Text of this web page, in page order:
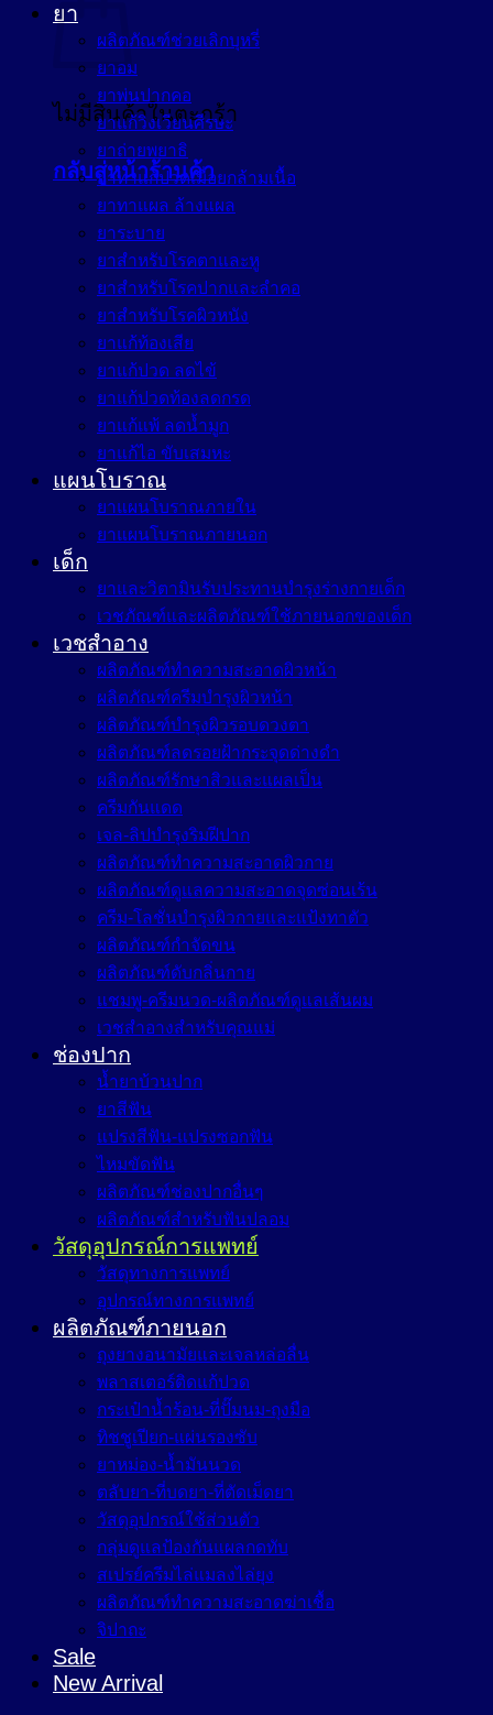
ไม่มีสินค้าในตะกร้า
กลับสู่หน้าร้านค้า
ยา
ผลิตภัณฑ์ช่วยเลิกบุหรี่
ยาอม
ยาพ่นปากคอ
ยาแก้วิงเวียนศีรษะ
ยาถ่ายพยาธิ
ยาทาแก้ปวดเมื่อยกล้ามเนื้อ
ยาทาแผล ล้างแผล
ยาระบาย
ยาสำหรับโรคตาและหู
ยาสำหรับโรคปากและลำคอ
ยาสำหรับโรคผิวหนัง
ยาแก้ท้องเสีย
ยาแก้ปวด ลดไข้
ยาแก้ปวดท้องลดกรด
ยาแก้แพ้ ลดน้ำมูก
ยาแก้ไอ ขับเสมหะ
แผนโบราณ
ยาแผนโบราณภายใน
ยาแผนโบราณภายนอก
เด็ก
ยาและวิตามินรับประทานบำรุงร่างกายเด็ก
เวชภัณฑ์และผลิตภัณฑ์ใช้ภายนอกของเด็ก
เวชสำอาง
ผลิตภัณฑ์ทำความสะอาดผิวหน้า
ผลิตภัณฑ์ครีมบำรุงผิวหน้า
ผลิตภัณฑ์บำรุงผิวรอบดวงตา
ผลิตภัณฑ์ลดรอยฝ้ากระจุดด่างดำ
ผลิตภัณฑ์รักษาสิวและแผลเป็น
ครีมกันแดด
เจล-ลิปบำรุงริมฝีปาก
ผลิตภัณฑ์ทำความสะอาดผิวกาย
ผลิตภัณฑ์ดูแลความสะอาดจุดซ่อนเร้น
ครีม-โลชั่นบำรุงผิวกายและแป้งทาตัว
ผลิตภัณฑ์กำจัดขน
ผลิตภัณฑ์ดับกลิ่นกาย
แชมพู-ครีมนวด-ผลิตภัณฑ์ดูแลเส้นผม
เวชสำอางสำหรับคุณแม่
ช่องปาก
น้ำยาบ้วนปาก
ยาสีฟัน
แปรงสีฟัน-แปรงซอกฟัน
ไหมขัดฟัน
ผลิตภัณฑ์ช่องปากอื่นๆ
ผลิตภัณฑ์สำหรับฟันปลอม
วัสดุอุปกรณ์การแพทย์
วัสดุทางการแพทย์
อุปกรณ์ทางการแพทย์
ผลิตภัณฑ์ภายนอก
ถุงยางอนามัยและเจลหล่อลื่น
พลาสเตอร์ติดแก้ปวด
กระเป๋าน้ำร้อน-ที่ปั๊มนม-ถุงมือ
ทิชชูเปียก-แผ่นรองซับ
ยาหม่อง-น้ำมันนวด
ตลับยา-ที่บดยา-ที่ตัดเม็ดยา
วัสดุอุปกรณ์ใช้ส่วนตัว
กลุ่มดูแลป้องกันแผลกดทับ
สเปรย์ครีมไล่แมลงไล่ยุง
ผลิตภัณฑ์ทำความสะอาดฆ่าเชื้อ
จิปาถะ
Sale
New Arrival